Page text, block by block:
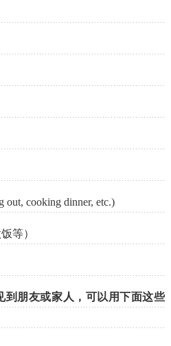
out, cooking dinner, etc.)
等）
到朋友或家人，可以用下面这些